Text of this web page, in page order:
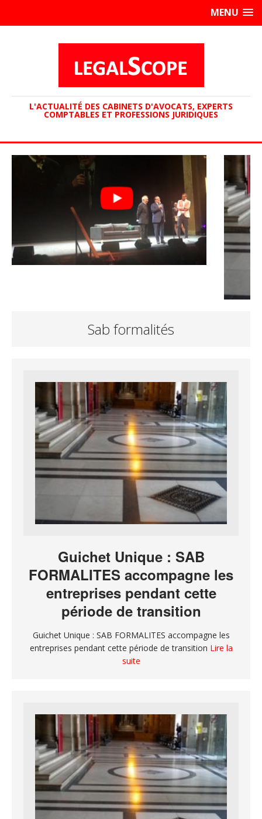
MENU
L'ACTUALITÉ DES CABINETS D'AVOCATS, EXPERTS
COMPTABLES ET PROFESSIONS JURIDIQUES
Sab formalités
Guichet Unique : SAB
FORMALITES accompagne les
entreprises pendant cette
période de transition
Guichet Unique : SAB FORMALITES accompagne les
entreprises pendant cette période de transition Lire la
suite